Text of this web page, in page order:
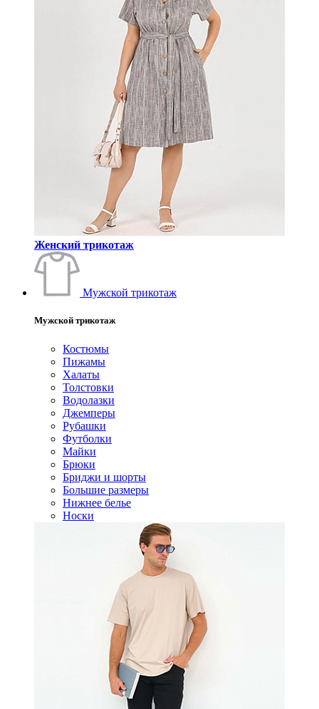
Женский трикотаж
Мужской трикотаж
Мужской трикотаж
Костюмы
Пижамы
Халаты
Толстовки
Водолазки
Джемперы
Рубашки
Футболки
Майки
Брюки
Бриджи и шорты
Большие размеры
Нижнее белье
Носки